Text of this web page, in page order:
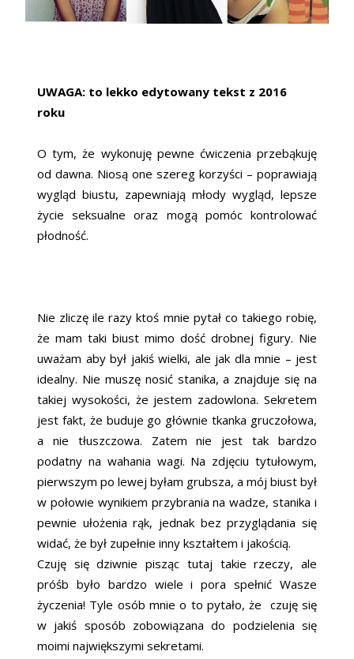
UWAGA: to lekko edytowany tekst z 2016
roku
O tym, że wykonuję pewne ćwiczenia przebąkuję
od dawna. Niosą one szereg korzyści – poprawiają
wygląd biustu, zapewniają młody wygląd, lepsze
życie seksualne oraz mogą pomóc kontrolować
płodność.
Nie zliczę ile razy ktoś mnie pytał co takiego robię,
że mam taki biust mimo dość drobnej figury. Nie
uważam aby był jakiś wielki, ale jak dla mnie – jest
idealny. Nie muszę nosić stanika, a znajduje się na
takiej wysokości, że jestem zadowlona. Sekretem
jest fakt, że buduje go głównie tkanka gruczołowa,
a nie tłuszczowa. Zatem nie jest tak bardzo
podatny na wahania wagi. Na zdjęciu tytułowym,
pierwszym po lewej byłam grubsza, a mój biust był
w połowie wynikiem przybrania na wadze, stanika i
pewnie ułożenia rąk, jednak bez przyglądania się
widać, że był zupełnie inny kształtem i jakością.
Czuję się dziwnie pisząc tutaj takie rzeczy, ale
próśb było bardzo wiele i pora spełnić Wasze
życzenia! Tyle osób mnie o to pytało, że czuję się
w jakiś sposób zobowiązana do podzielenia się
moimi największymi sekretami.